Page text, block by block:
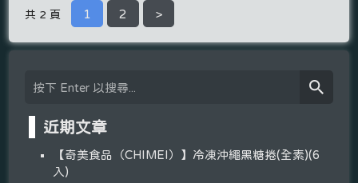
共 2 頁 1 2 >
近期文章
【奇美食品（CHIMEI）】冷凍沖繩黑糖捲(全素)(6
入)